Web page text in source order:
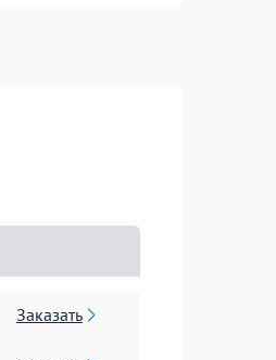
Заказать